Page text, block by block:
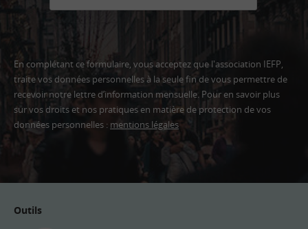
En complétant ce formulaire, vous acceptez que l'association IEFP,
traite vos données personnelles à la seule fin de vous permettre de
recevoir notre lettre d’information mensuelle. Pour en savoir plus
sur vos droits et nos pratiques en matière de protection de vos
données personnelles : mentions légales
Outils